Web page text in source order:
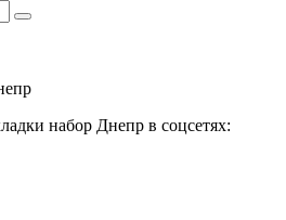
набор Днепр в соцсетях: